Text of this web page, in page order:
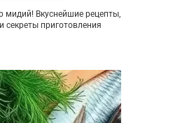
мидий! Вкуснейшие рецепты,
секреты приготовления